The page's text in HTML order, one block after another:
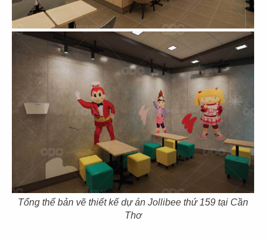
Tổng thể bản vẽ thiết kế dự án Jollibee thứ 159 tại Cần
Thơ
17
DRAGON HOTPOT
CN Cao Thắng
18
DRAGON HOTPOT
CN Vincom Q9
DRAGON HOTPOT
CN Landmark 81
20
DRAGON HOTPOT
CN Trần Quang Khải